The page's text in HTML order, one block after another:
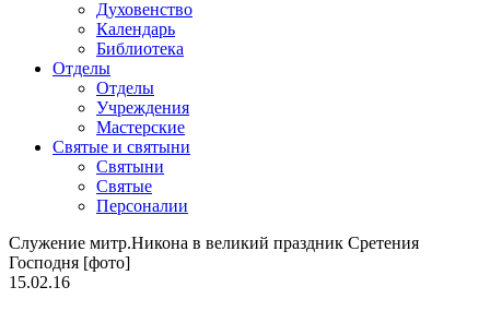
Духовенство
Календарь
Библиотека
Отделы
Отделы
Учреждения
Мастерские
Святые и святыни
Cвятыни
Cвятые
Персоналии
Служение митр.Никона в великий праздник Сретения
Господня [фото]
15.02.16